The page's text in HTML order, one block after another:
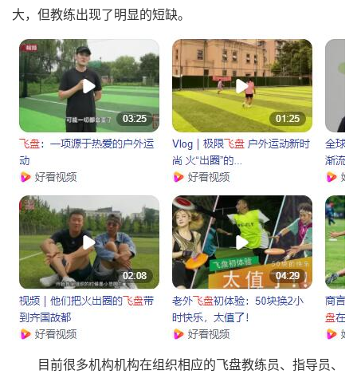
大，但教练出现了明显的短缺。
目前很多机构机构在组织相应的飞盘教练员、指导员、